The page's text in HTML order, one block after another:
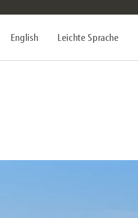
English Leichte Sprache